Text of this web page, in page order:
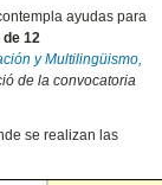
ayudas para
12
y Multilingüismo,
de la convocatoria
se realizan las